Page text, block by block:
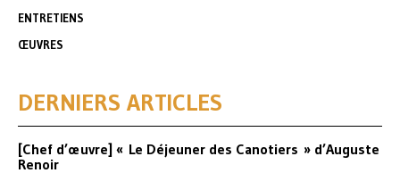
ENTRETIENS
ŒUVRES
DERNIERS ARTICLES
[Chef d’œuvre] « Le Déjeuner des Canotiers » d’Auguste
Renoir